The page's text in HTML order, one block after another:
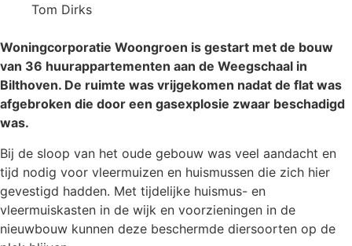
Tom Dirks
Woningcorporatie Woongroen is gestart met de bouw
van 36 huurappartementen aan de Weegschaal in
Bilthoven. De ruimte was vrijgekomen nadat de flat was
afgebroken die door een gasexplosie zwaar beschadigd
was.
Bij de sloop van het oude gebouw was veel aandacht en
tijd nodig voor vleermuizen en huismussen die zich hier
gevestigd hadden. Met tijdelijke huismus- en
vleermuiskasten in de wijk en voorzieningen in de
nieuwbouw kunnen deze beschermde diersoorten op de